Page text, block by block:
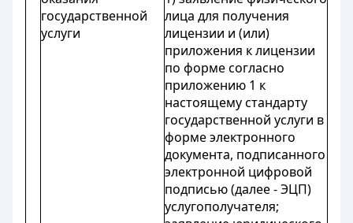
государственной
услуги
лица для получения
лицензии и (или)
приложения к лицензии
по форме согласно
приложению 1 к
настоящему стандарту
государственной услуги в
форме электронного
документа, подписанного
электронной цифровой
подписью (далее - ЭЦП)
услугополучателя;